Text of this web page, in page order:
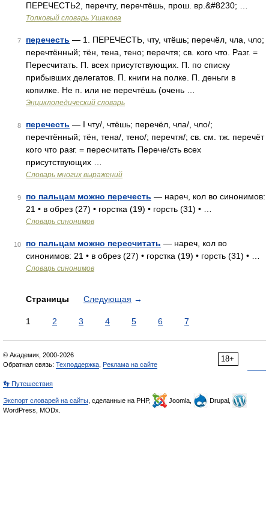
ПЕРЕЧЕСТЬ2, перечту, перечтёшь, прош. вр.&#8230; …
Толковый словарь Ушакова
7 перечесть — 1. ПЕРЕЧЕСТЬ, чту, чтёшь; перечёл, чла, чло;
перечтённый; тён, тена, тено; перечтя; св. кого что. Разг. =
Пересчитать. П. всех присутствующих. П. по списку
прибывших делегатов. П. книги на полке. П. деньги в
копилке. Не п. или не перечтёшь (очень …
Энциклопедический словарь
8 перечесть — I чту/, чтёшь; перечёл, чла/, чло/;
перечтённый; тён, тена/, тено/; перечтя/; св. см. тж. перечёт
кого что разг. = пересчитать Перече/сть всех
присутствующих …
Словарь многих выражений
9 по пальцам можно перечесть — нареч, кол во синонимов:
21 • в обрез (27) • горстка (19) • горсть (31) • …
Словарь синонимов
10 по пальцам можно пересчитать — нареч, кол во
синонимов: 21 • в обрез (27) • горстка (19) • горсть (31) • …
Словарь синонимов
Страницы Следующая →
1 2 3 4 5 6 7
18+
© Академик, 2000-2026
Обратная связь: Техподдержка Реклама на сайте
👣 Путешествия
Экспорт словарей на сайты , сделанные на PHP, Joomla,
Drupal,
WordPress, MODx.